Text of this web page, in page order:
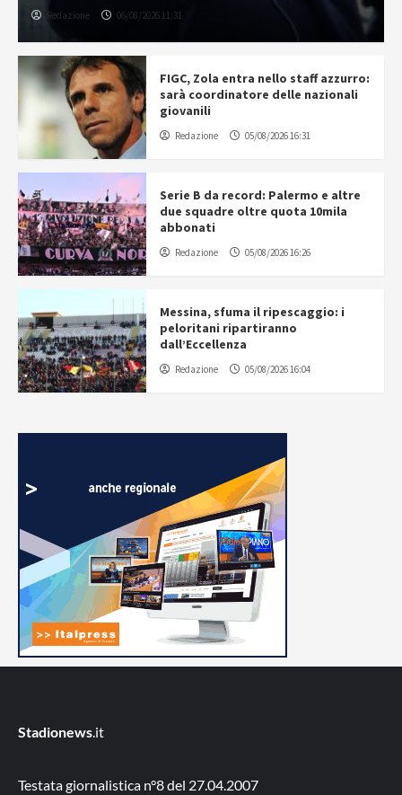
Redazione 06/08/2026 11:31
FIGC, Zola entra nello staff azzurro:
sarà coordinatore delle nazionali
giovanili
Redazione 05/08/2026 16:31
Serie B da record: Palermo e altre
due squadre oltre quota 10mila
abbonati
Redazione 05/08/2026 16:26
Messina, sfuma il ripescaggio: i
peloritani ripartiranno
dall’Eccellenza
Redazione 05/08/2026 16:04
Stadionews.it
Testata giornalistica n°8 del 27.04.2007